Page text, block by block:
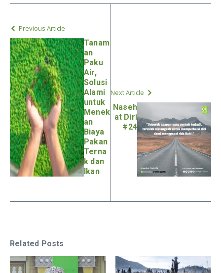
Previous Article
Tanam
an
Paku
Air,
Solusi
Alami
untuk
Menek
an
Biaya
Pakan
Terna
k dan
Ikan
Next Article
Naseh
at Diri
#24
Related Posts